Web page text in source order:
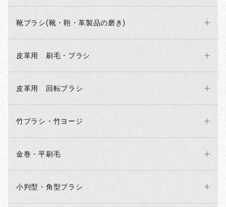
靴ブラシ(靴・鞄・革製品の磨き)
皮革用 刷毛・ブラシ
皮革用 回転ブラシ
竹ブラシ・竹ヨージ
金巻・平刷毛
小判型・角型ブラシ